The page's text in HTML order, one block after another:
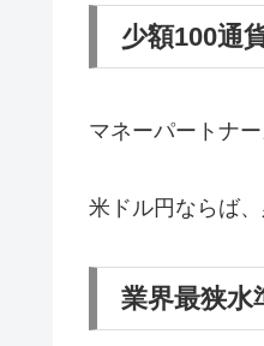
少額100通
マネーパートナー
米ドル円ならば
業界最狭水